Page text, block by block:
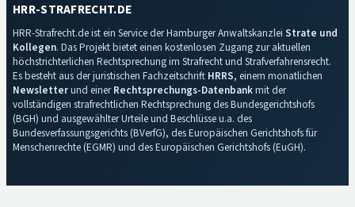
HRR-STRAFRECHT.DE
HRR-Strafrecht.de ist ein Service der Hamburger Anwaltskanzlei Strate und
Kollegen. Das Projekt bietet einen kostenlosen Zugang zur aktuellen
höchstrichterlichen Rechtsprechung im Strafrecht und Strafverfahrensrecht.
Es besteht aus der juristischen Fachzeitschrift HRRS, einem monatlichen
Newsletterund einerRechtsprechungs-Datenbankmit der
vollständigen strafrechtlichen Rechtsprechung des Bundesgerichtshofs
(BGH) und ausgewählter Urteile und Beschlüsse u.a. des
Bundesverfassungsgerichts (BVerfG), des Europäischen Gerichtshofs für
Menschenrechte (EGMR) und des Europäischen Gerichtshofs (EuGH).